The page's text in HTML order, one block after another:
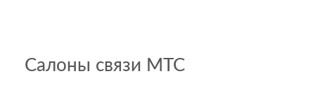
Салоны связи МТС